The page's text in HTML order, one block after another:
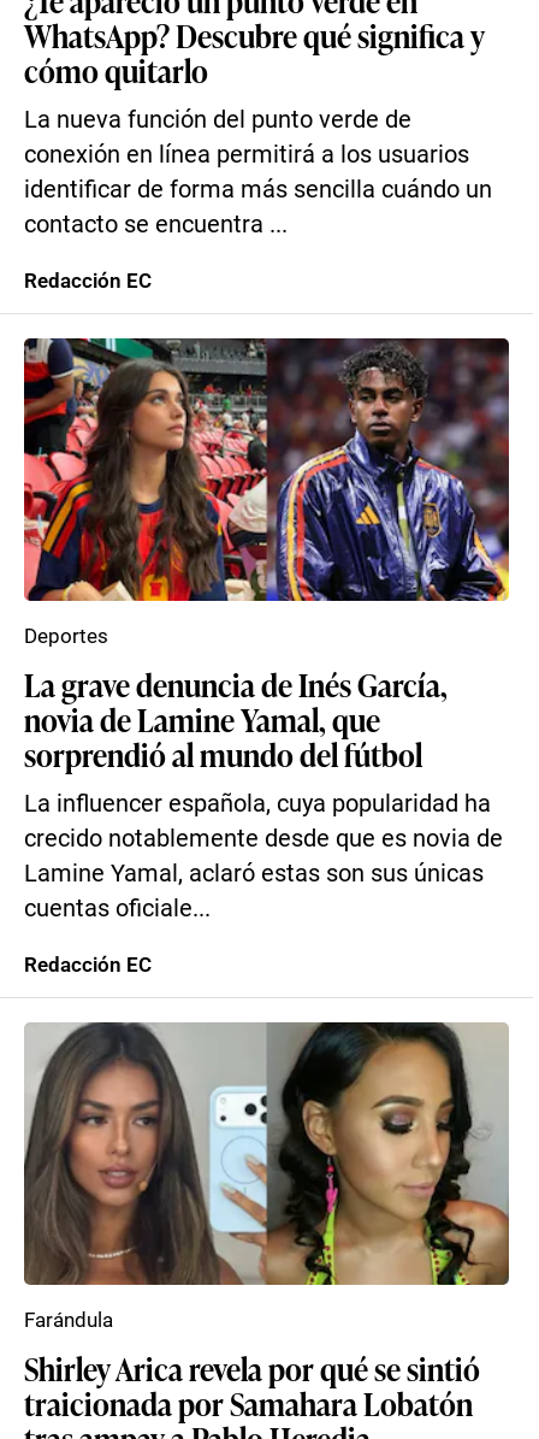
WhatsApp? Descubre qué significa y
cómo quitarlo
La nueva función del punto verde de
conexión en línea permitirá a los usuarios
identificar de forma más sencilla cuándo un
contacto se encuentra ...
Redacción EC
La grave denuncia de Inés García,
novia de Lamine Yamal, que
sorprendió al mundo del fútbol
La influencer española, cuya popularidad ha
crecido notablemente desde que es novia de
Lamine Yamal, aclaró estas son sus únicas
cuentas oficiale...
Deportes
Redacción EC
Shirley Arica revela por qué se sintió
traicionada por Samahara Lobatón
Farándula